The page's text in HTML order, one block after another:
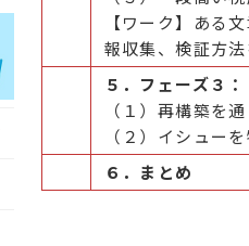
【ワーク】ある
報収集、検証方法
５．フェーズ３
（１）再構築を
（２）イシュー
６．まとめ